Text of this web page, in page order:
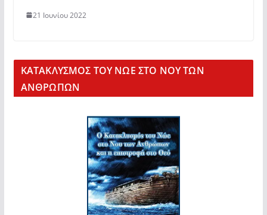
21 Ιουνίου 2022
KΑΤΑΚΛΥΣΜΟΣ ΤΟΥ ΝΩΕ ΣΤΟ ΝΟΥ ΤΩΝ
ΑΝΘΡΩΠΩΝ